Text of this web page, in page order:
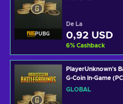
PUBG
De La
0,92 USD
6% Cashback
PlayerUnknown's
G-Coin In-Game
GLOBAL